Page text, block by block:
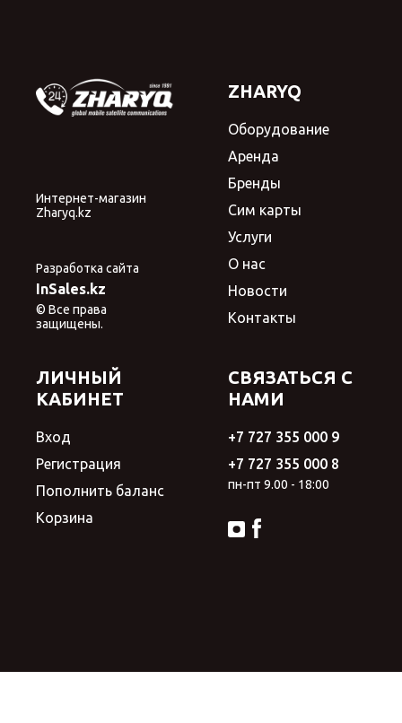
Интернет-магазин
Zharyq.kz
Разработка сайта
InSales.kz
© Все права
защищены.
ZHARYQ
Оборудование
Аренда
Бренды
Сим карты
Услуги
О нас
Новости
Контакты
ЛИЧНЫЙ
КАБИНЕТ
Вход
Регистрация
Пополнить баланс
Корзина
СВЯЗАТЬСЯ С
НАМИ
+7 727 355 000 9
+7 727 355 000 8
пн-пт 9.00 - 18:00